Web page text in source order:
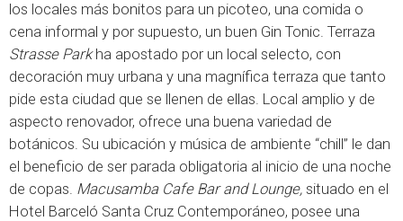
los locales más bonitos para un picoteo, una comida o
cena informal y por supuesto, un buen Gin Tonic. Terraza
Strasse Parkha apostado por un local selecto, con
decoración muy urbana y una magnífica terraza que tanto
pide esta ciudad que se llenen de ellas. Local amplio y de
aspecto renovador, ofrece una buena variedad de
botánicos. Su ubicación y música de ambiente “chill” le dan
el beneficio de ser parada obligatoria al inicio de una noche
de copas. Macusamba Cafe Bar and Lounge, situado en el
Hotel Barceló Santa Cruz Contemporáneo, posee una